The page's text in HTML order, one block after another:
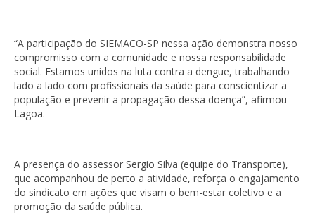
“A participação do SIEMACO-SP nessa ação demonstra nosso
compromisso com a comunidade e nossa responsabilidade
social. Estamos unidos na luta contra a dengue, trabalhando
lado a lado com profissionais da saúde para conscientizar a
população e prevenir a propagação dessa doença”, afirmou
Lagoa.
A presença do assessor Sergio Silva (equipe do Transporte),
que acompanhou de perto a atividade, reforça o engajamento
do sindicato em ações que visam o bem-estar coletivo e a
promoção da saúde pública.